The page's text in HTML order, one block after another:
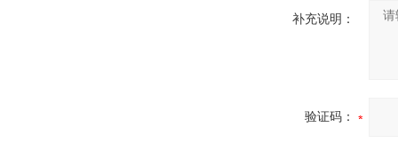
补充说明：
验证码：